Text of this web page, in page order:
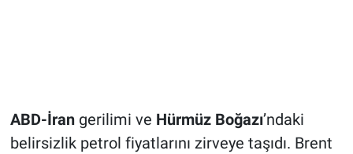
ABD-İrangerilimi ve Hürmüz Boğazı’ndaki
belirsizlik petrol fiyatlarını zirveye taşıdı. Brent